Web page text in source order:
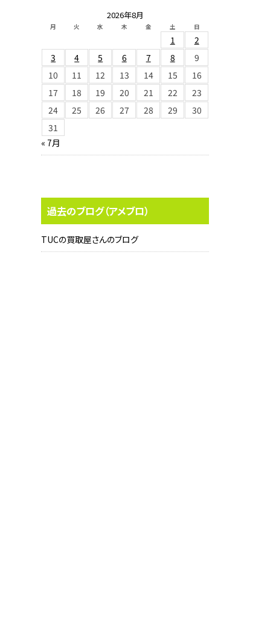
2026年8月
月 火 水 木 金 土 日
1
2
3
4 5 6 7 8
9
10
11 12 13 14 15
16
17
18 19 20 21 22
23
24
25 26 27 28 29
30
31
« 7月
過去のブログ（アメブロ）
TUCの買取屋さんのブログ